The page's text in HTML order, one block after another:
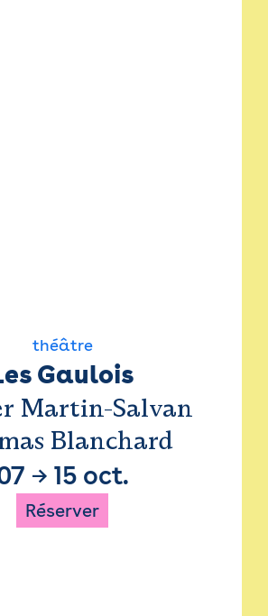
théâtre
Gaulois
Martin-Salvan
Blanchard
→ 15 oct.
Réserver